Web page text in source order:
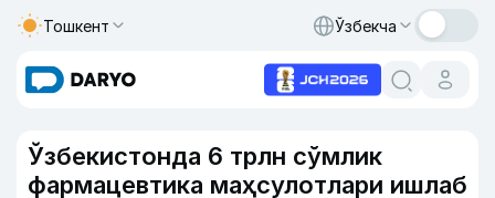
Тошкент Ўзбекча
Ўзбекистонда 6 трлн сўмлик
фармацевтика маҳсулотлари ишлаб